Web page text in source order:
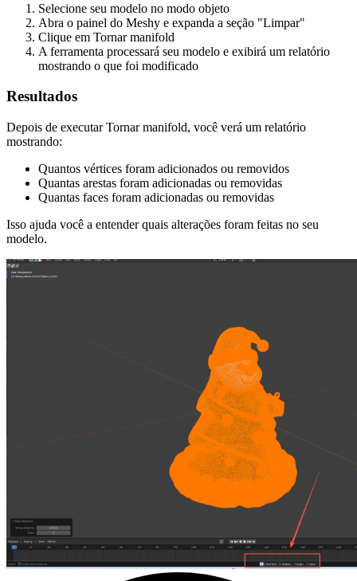
Selecione seu modelo no modo objeto
Abra o painel do Meshy e expanda a seção "Limpar"
Clique em Tornar manifold
A ferramenta processará seu modelo e exibirá um relatório
mostrando o que foi modificado
Resultados
Depois de executar Tornar manifold, você verá um relatório
mostrando:
Quantos vértices foram adicionados ou removidos
Quantas arestas foram adicionadas ou removidas
Quantas faces foram adicionadas ou removidas
Isso ajuda você a entender quais alterações foram feitas no seu
modelo.